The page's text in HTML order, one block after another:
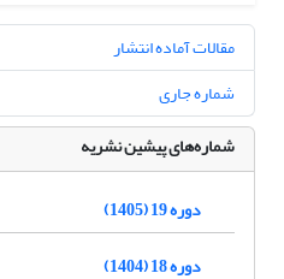
مقالات آماده انتشار
شماره جاری
شماره‌های پیشین نشریه
دوره 19 (1405)
دوره 18 (1404)